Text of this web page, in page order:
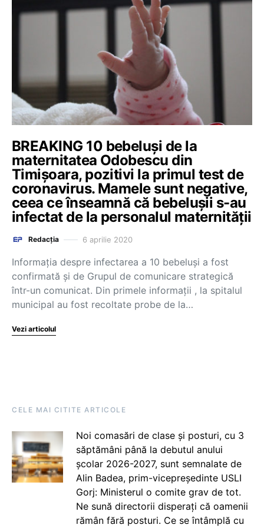
BREAKING 10 bebeluși de la
maternitatea Odobescu din
Timișoara, pozitivi la primul test de
coronavirus. Mamele sunt negative,
ceea ce înseamnă că bebelușii s-au
infectat de la personalul maternității
Redacția 6 aprilie 2020
Informația despre infectarea a 10 bebeluși a fost
confirmată și de Grupul de comunicare strategică
într-un comunicat. Din primele informații , la spitalul
municipal au fost recoltate probe de la…
Vezi articolul
CELE MAI CITITE ARTICOLE
Noi comasări de clase și posturi, cu 3
săptămâni până la debutul anului
școlar 2026-2027, sunt semnalate de
Alin Badea, prim-vicepreședinte USLI
Gorj: Ministerul o comite grav de tot.
Ne sună directorii disperați că oamenii
rămân fără posturi. Ce se întâmplă cu